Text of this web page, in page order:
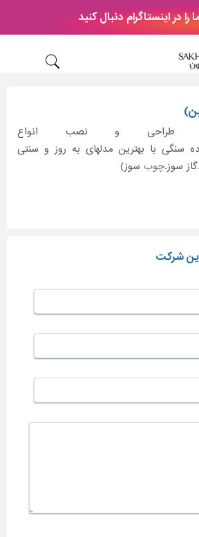
را در اینستاگرام دنبال کنید
طراحی و نصب انواع
سنگی با بهترین مدلهای به روز و سنتی
سوز.چوب سوز)
شرکت